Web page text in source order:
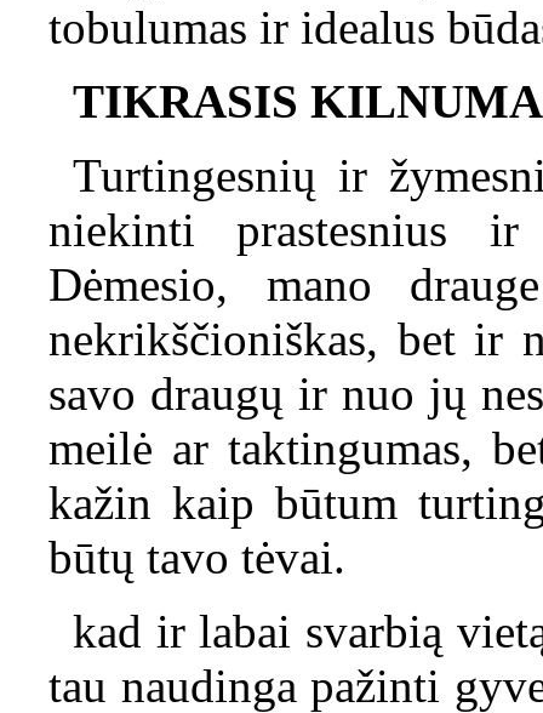
tobulumas ir idealus
TIKRASIS
Turtingesnių ir
niekinti prastesnius ir
Dėmesio, mano
nekrikščioniškas, bet ir
savo draugų ir nuo jų
meilė ar taktingumas,
kažin kaip būtum
būtų tavo tėvai.
kad ir labai svarbią
tau naudinga pažinti